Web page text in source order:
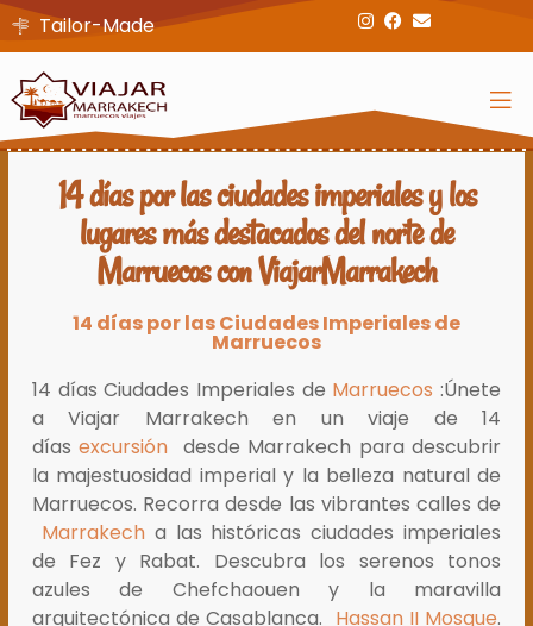
Tailor-Made
14 días por las ciudades imperiales y los
lugares más destacados del norte de
Marruecos con ViajarMarrakech
14 días por las Ciudades Imperiales de
Marruecos
14 días Ciudades Imperiales de Marruecos:Únete
a Viajar Marrakech en un viaje de 14
díasexcursióndesde Marrakech para descubrir
la majestuosidad imperial y la belleza natural de
Marruecos. Recorra desde las vibrantes calles de
Marrakech a las históricas ciudades imperiales
de Fez y Rabat. Descubra los serenos tonos
azules de Chefchaouen y la maravilla
arquitectónica de Casablanca. Hassan II Mosque.